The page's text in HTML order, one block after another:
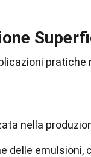
pratiche
nella
delle emulsioni,